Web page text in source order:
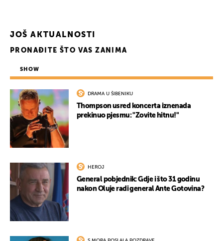
JOŠ AKTUALNOSTI
PRONAĐITE ŠTO VAS ZANIMA
SHOW
DRAMA U ŠIBENIKU
Thompson usred koncerta iznenada
prekinuo pjesmu: "Zovite hitnu!"
HEROJ
General pobjednik: Gdje i što 31 godinu
nakon Oluje radi general Ante Gotovina?